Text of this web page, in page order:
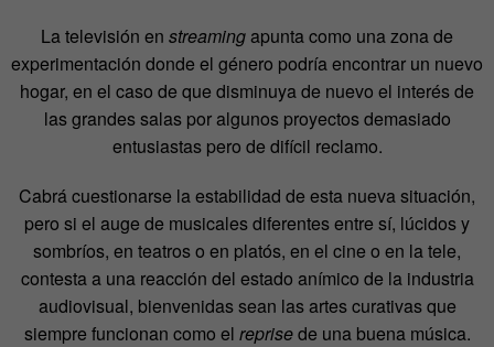
La televisión en streamingapunta como una zona de
experimentación donde el género podría encontrar un nuevo
hogar, en el caso de que disminuya de nuevo el interés de
las grandes salas por algunos proyectos demasiado
entusiastas pero de difícil reclamo.
Cabrá cuestionarse la estabilidad de esta nueva situación,
pero si el auge de musicales diferentes entre sí, lúcidos y
sombríos, en teatros o en platós, en el cine o en la tele,
contesta a una reacción del estado anímico de la industria
audiovisual, bienvenidas sean las artes curativas que
siempre funcionan como el reprisede una buena música.